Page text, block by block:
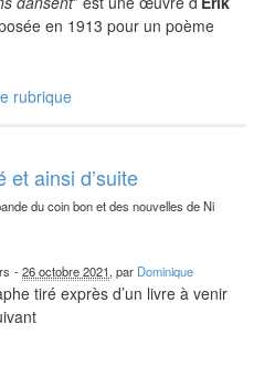
en 1913 pour un poème
rubrique
et ainsi d’suite
du coin bon et des nouvelles de Ni
-26 octobre 2021, par Dominique
tiré exprès d’un livre à venir